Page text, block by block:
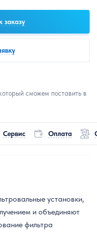
заказу
сможем поставить в
Сервис Оплата
установки,
и объединяют
фильтра